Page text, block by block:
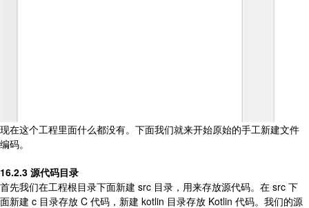
现在这个工程里面什么都没有。下面我们就来开始原始的手工新建文件
编码。
16.2.3 源代码目录
首先我们在工程根目录下面新建 src 目录，用来存放源代码。在 src 下
面新建 c 目录存放 C 代码，新建 kotlin 目录存放 Kotlin 代码。我们的源